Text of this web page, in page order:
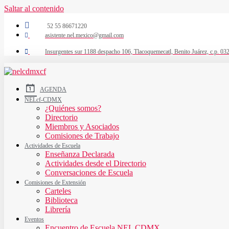
Saltar al contenido
52 55 86671220
asistente.nel.mexico@gmail.com
Insurgentes sur 1188 despacho 106, Tlacoquemecatl, Benito Juárez, c.p.
AGENDA
NELcf-CDMX
¿Quiénes somos?
Directorio
Miembros y Asociados
Comisiones de Trabajo
Actividades de Escuela
Enseñanza Declarada
Actividades desde el Directorio
Conversaciones de Escuela
Comisiones de Extensión
Carteles
Biblioteca
Librería
Eventos